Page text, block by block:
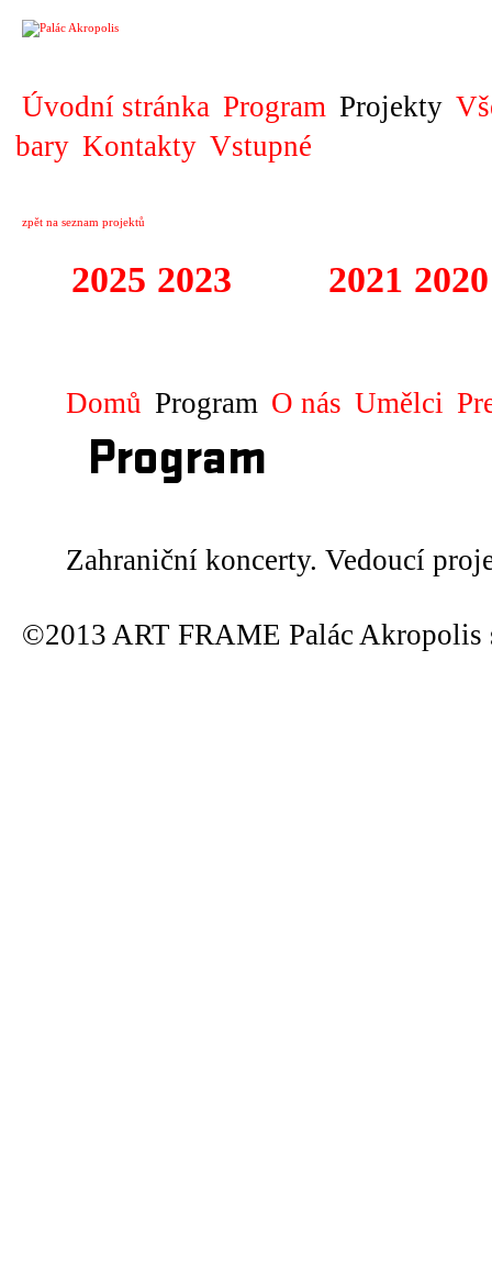
Úvodní stránka Program Projekty
bary Kontakty Vstupné
zpět na seznam projektů
2025 2023 2021 2020
Domů Program O nás Umělci
Program
Zahraniční koncerty. Vedoucí
©2013 ART FRAME Palác Akropolis